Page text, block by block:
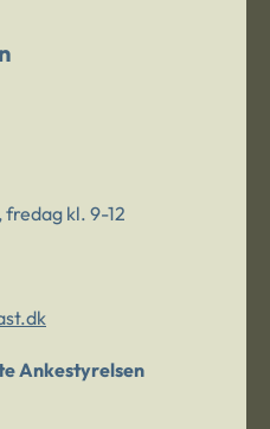
kl. 9-12
Ankestyrelsen